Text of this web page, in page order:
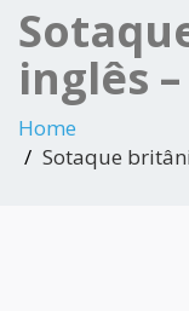
inglês
Home
Sotaque